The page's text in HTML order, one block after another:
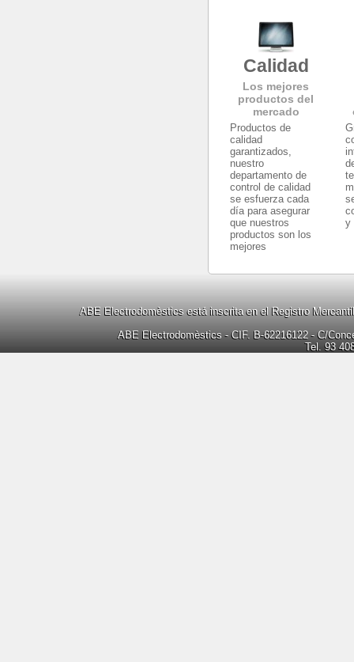
Calidad
Los mejores
productos del
mercado
Productos de
calidad
garantizados,
nuestro
departamento de
control de calidad
se esfuerza cada
día para asegurar
que nuestros
productos son los
mejores
y
ABE Electrodomèstics está inscrita en el Registro
ABE Electrodomèstics - CIF. B-62216122 - C/
Tel. 93